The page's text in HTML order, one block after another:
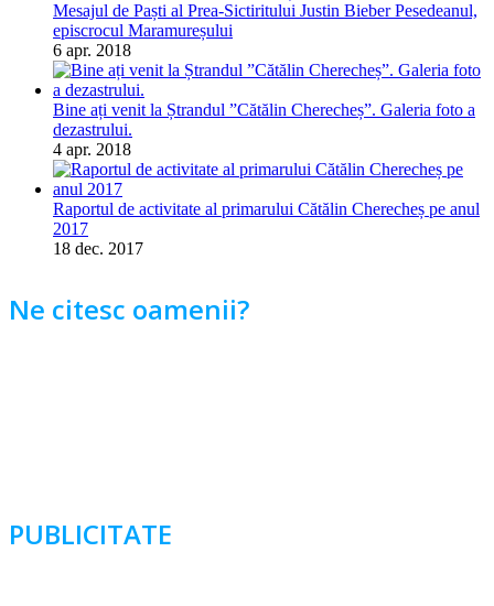
Mesajul de Paști al Prea-Sictiritului Justin Bieber Pesedeanul,
episcrocul Maramureșului
6 apr. 2018
Bine ați venit la Ștrandul ”Cătălin Cherecheș”. Galeria foto a
dezastrului.
4 apr. 2018
Raportul de activitate al primarului Cătălin Cherecheș pe anul
2017
18 dec. 2017
Ne citesc oamenii?
PUBLICITATE